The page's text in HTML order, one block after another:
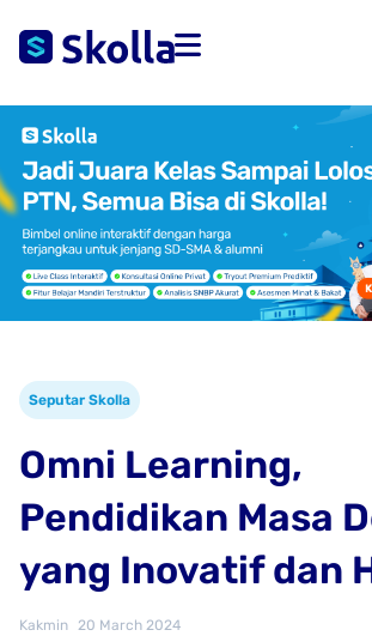
Seputar Skolla
Omni Learning,
Pendidikan Masa
yang Inovatif dan
Kakmin 20 March 2024